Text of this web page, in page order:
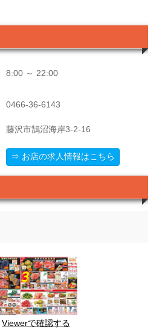
8:00 ～ 22:00
0466-36-6143
藤沢市鵠沼海岸3-2-16
⇒ お店の求人情報はこちら
Viewerで確認する